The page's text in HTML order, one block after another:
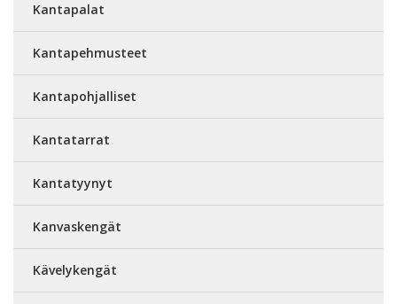
Kantapalat
Kantapehmusteet
Kantapohjalliset
Kantatarrat
Kantatyynyt
Kanvaskengät
Kävelykengät